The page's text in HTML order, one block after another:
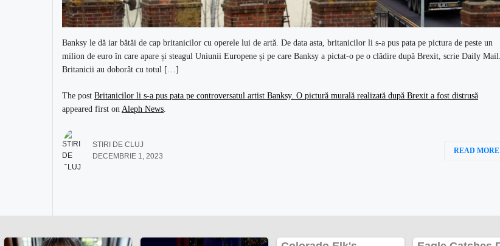
Banksy le dă iar bătăi de cap britanicilor cu operele lui de artă. De data asta, britanicilor li s-a pus pata pe pictura de peste un
milion de euro în care apare și steagul Uniunii Europene și pe care Banksy a pictat-o pe o clădire după Brexit, scrie Daily Mail.
Britanicii au doborât cu totul […]
The post Britanicilor li s-a pus pata pe controversatul artist Banksy. O pictură murală realizată după Brexit a fost distrusă
appeared first on Aleph News
STIRI DE CLUJ
DECEMBRIE 1, 2023
READ MORE